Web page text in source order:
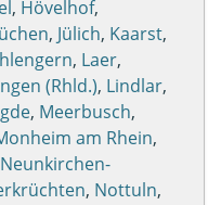
, Hövelhof,
, Jülich, Kaarst,
, Laer,
(Rhld.), Lindlar,
, Meerbusch,
am Rhein,
Neunkirchen-
, Nottuln,